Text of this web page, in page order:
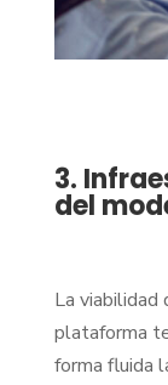
3.
del
La viabilidad
plataforma
forma fluida